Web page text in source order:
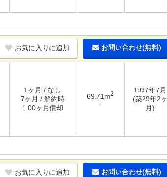
お気に入りに追加 お問い合わせ(無料)
1ヶ月 / なし
7ヶ月 / 解約時
1.00ヶ月償却
69.71m2
-
1997年7月
(築29年2ヶ
月)
お気に入りに追加 お問い合わせ(無料)